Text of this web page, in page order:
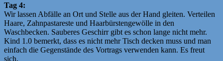
Tag 4:
Wir lassen Abfälle an Ort und Stelle aus der Hand gleiten. Verteilen
Haare, Zahnpastareste und Haarbürstengewölle in den
Waschbecken. Sauberes Geschirr gibt es schon lange nicht mehr.
Kind 1.0 bemerkt, dass es nicht mehr Tisch decken muss und man
einfach die Gegenstände des Vortrags verwenden kann. Es freut
sich.